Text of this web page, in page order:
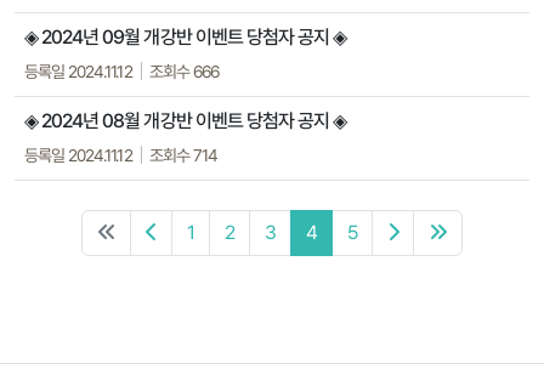
◈ 2024년 09월 개강반 이벤트 당첨자 공지 ◈
등록일 2024.11.12 조회수 666
◈ 2024년 08월 개강반 이벤트 당첨자 공지 ◈
등록일 2024.11.12 조회수 714
1 2 3 4 5